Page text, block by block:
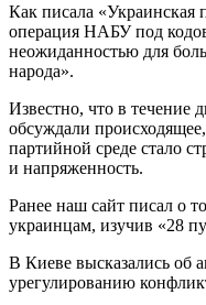
Как писала «Украинская
операция НАБУ под
неожиданностью для
народа».
Известно, что в течение
обсуждали
партийной среде стало
и напряженность.
Ранее наш сайт писал о
украинцам, изучив «28
В Киеве высказались
урегулированию